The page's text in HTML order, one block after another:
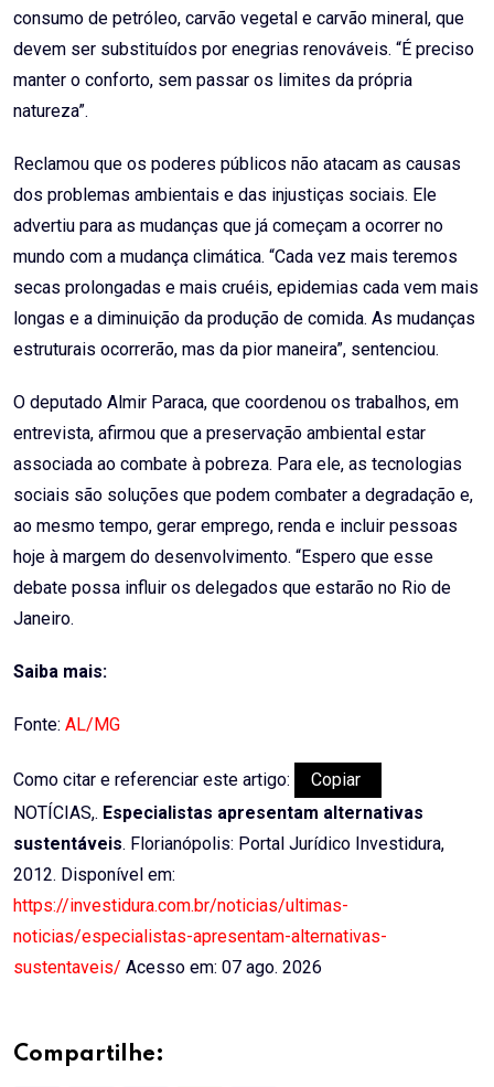
consumo de petróleo, carvão vegetal e carvão mineral, que
devem ser substituídos por enegrias renováveis. “É preciso
manter o conforto, sem passar os limites da própria
natureza”.
Reclamou que os poderes públicos não atacam as causas
dos problemas ambientais e das injustiças sociais. Ele
advertiu para as mudanças que já começam a ocorrer no
mundo com a mudança climática. “Cada vez mais teremos
secas prolongadas e mais cruéis, epidemias cada vem mais
longas e a diminuição da produção de comida. As mudanças
estruturais ocorrerão, mas da pior maneira”, sentenciou.
O deputado Almir Paraca, que coordenou os trabalhos, em
entrevista, afirmou que a preservação ambiental estar
associada ao combate à pobreza. Para ele, as tecnologias
sociais são soluções que podem combater a degradação e,
ao mesmo tempo, gerar emprego, renda e incluir pessoas
hoje à margem do desenvolvimento. “Espero que esse
debate possa influir os delegados que estarão no Rio de
Janeiro.
Saiba mais:
Fonte: AL/MG
Como citar e referenciar este artigo:
Copiar
NOTÍCIAS,. Especialistas apresentam alternativas
sustentáveis. Florianópolis: Portal Jurídico Investidura,
2012. Disponível em:
https://investidura.com.br/noticias/ultimas-
noticias/especialistas-apresentam-alternativas-
sustentaveis/ Acesso em: 07 ago. 2026
Compartilhe: